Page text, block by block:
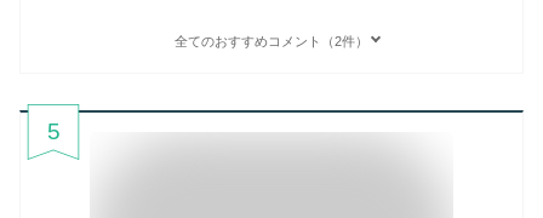
全てのおすすめコメント（2件）
5